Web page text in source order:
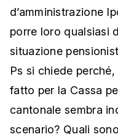
d’amministrazione
porre loro qualsiasi
situazione
Ps si chiede
fatto per la Cassa
cantonale sembra
scenario? Quali